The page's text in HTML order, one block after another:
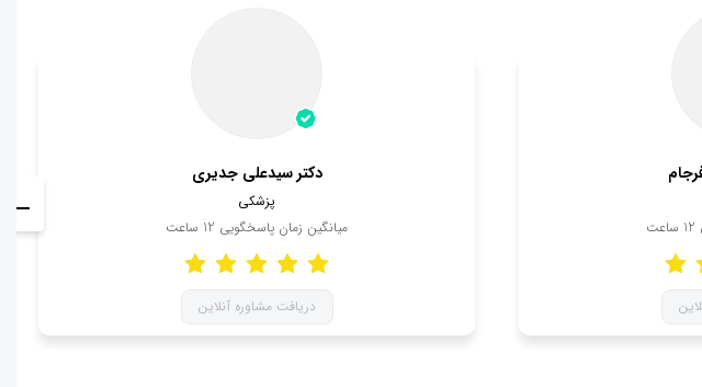
دکتر سیدعلی جدیری
پزشکی
میانگین زمان پاسخگویی 12 ساعت
دریافت مشاوره آنلاین
12 ساعت